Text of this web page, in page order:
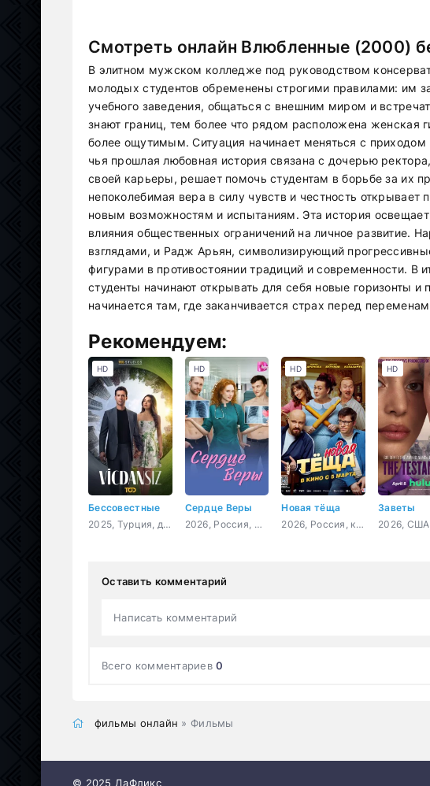
Смотреть онлайн Влюбленные (2000)
В элитном мужском колледже под руководством
молодых студентов обременены строгими правилами: им
учебного заведения, общаться с внешним миром и
знают границ, тем более что рядом расположена женская
более ощутимым. Ситуация начинает меняться с
чья прошлая любовная история связана с дочерью
своей карьеры, решает помочь студентам в борьбе за их
непоколебимая вера в силу чувств и честность
новым возможностям и испытаниям. Эта история
влияния общественных ограничений на личное развитие.
взглядами, и Радж Арьян, символизирующий
фигурами в противостоянии традиций и современности. В
студенты начинают открывать для себя новые горизонты и
начинается там, где заканчивается страх перед
Рекомендуем:
Бессовестные
2025, Турция, драма
HD
Сердце Веры
2026, Россия, мелодрама
HD
Новая тёща
2026, Россия, комедия
HD
Заветы
HD
Оставить комментарий
Написать комментарий
Всего комментариев0
фильмы онлайн » Фильмы
© 2025 ДаФликс